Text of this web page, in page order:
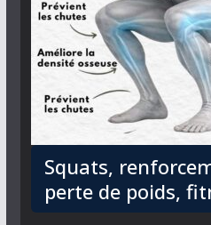
Squats,
perte de poids,